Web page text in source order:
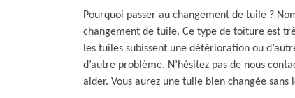
Pourquoi passer au changement de tuile ?
changement de tuile. Ce type de toiture est
les tuiles subissent une détérioration ou
d’autre problème. N’hésitez pas de nous
aider. Vous aurez une tuile bien changée